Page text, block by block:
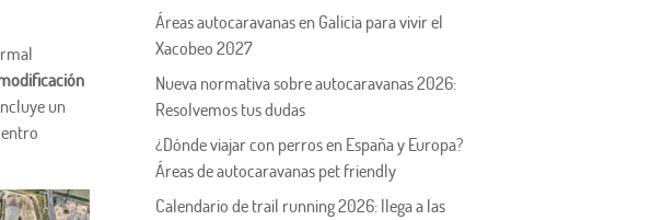
un
Áreas autocaravanas en Galicia para vivir el
Xacobeo 2027
Nueva normativa sobre autocaravanas 2026:
Resolvemos tus dudas
¿Dónde viajar con perros en España y Europa?
Áreas de autocaravanas pet friendly
Calendario de trail running 2026: llega a las